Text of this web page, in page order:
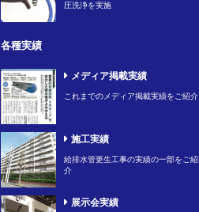
圧洗浄を実施
各種実績
メディア掲載実績
これまでのメディア掲載実績をご紹介
施工実績
給排水管更生工事の実績の一部をご紹
介
展示会実績